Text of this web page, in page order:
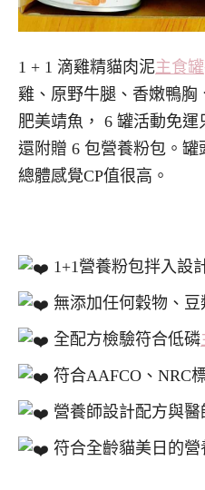
1 + 1 滴雞精貓肉泥主食罐
雞、原野牛腿、香嫩鴨胸
肥美靖魚， 6 罐活動免運
還附贈 6 包營養粉包。罐
總體感覺CP值很高。
1+1營養粉包拌入設
無添加任何穀物、
全配方檢驗符合低磷
符合AAFCO、NRC
營養師設計配方與醫
符合全齡貓美日的營